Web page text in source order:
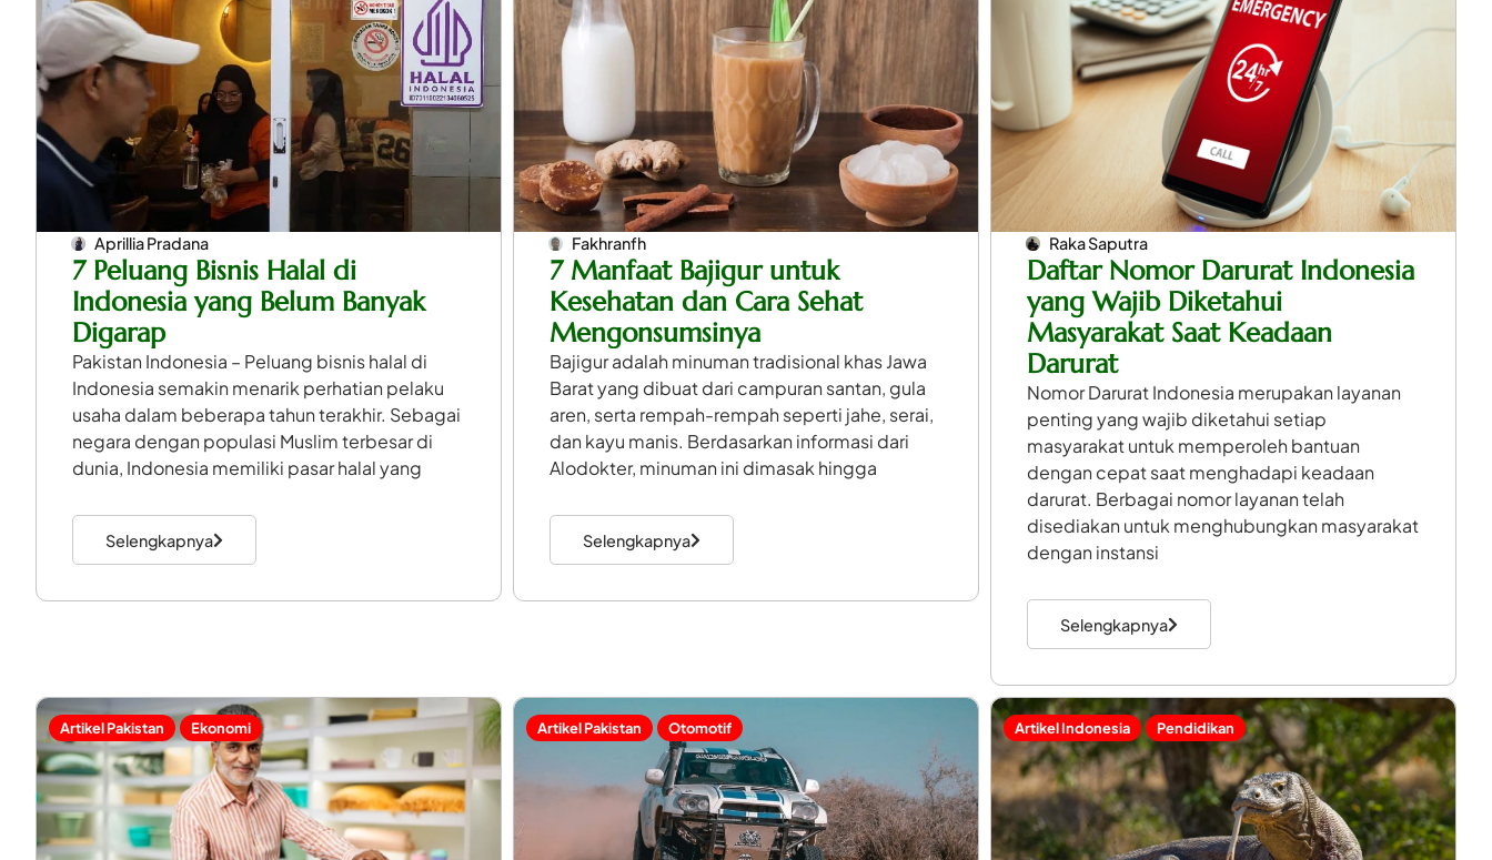
Aprillia Pradana
7 Peluang Bisnis Halal di
Indonesia yang Belum Banyak
Digarap
Pakistan Indonesia – Peluang bisnis halal di
Indonesia semakin menarik perhatian pelaku
usaha dalam beberapa tahun terakhir. Sebagai
negara dengan populasi Muslim terbesar di
dunia, Indonesia memiliki pasar halal yang
Selengkapnya
Fakhranfh
7 Manfaat Bajigur untuk
Kesehatan dan Cara Sehat
Mengonsumsinya
Bajigur adalah minuman tradisional khas Jawa
Barat yang dibuat dari campuran santan, gula
aren, serta rempah-rempah seperti jahe, serai,
dan kayu manis. Berdasarkan informasi dari
Alodokter, minuman ini dimasak hingga
Selengkapnya
Raka Saputra
Daftar Nomor Darurat Indonesia
yang Wajib Diketahui
Masyarakat Saat Keadaan
Darurat
Nomor Darurat Indonesia merupakan layanan
penting yang wajib diketahui setiap
masyarakat untuk memperoleh bantuan
dengan cepat saat menghadapi keadaan
darurat. Berbagai nomor layanan telah
disediakan untuk menghubungkan masyarakat
dengan instansi
Selengkapnya
Artikel Pakistan Ekonomi Artikel Pakistan Otomotif Artikel Indonesia Pendidikan